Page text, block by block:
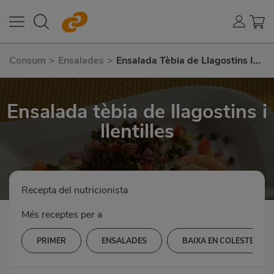
Consum > Ensalades > Ensalada Tèbia de Llagostins I
Llentilles
Ensalada tèbia de llagostins i
llentilles
Recepta del nutricionista
Més receptes per a
PRIMER ENSALADES BAIXA EN COLESTEROL